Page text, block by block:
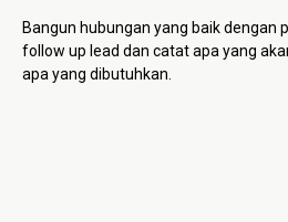
Bangun hubungan yang baik dengan
follow up lead dan catat apa yang
apa yang dibutuhkan.